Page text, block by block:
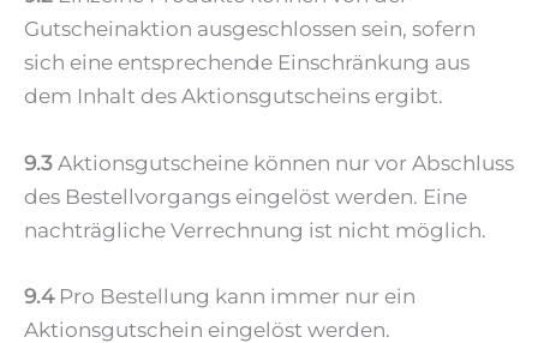
Gutscheinaktion ausgeschlossen sein, sofern
sich eine entsprechende Einschränkung aus
dem Inhalt des Aktionsgutscheins ergibt.
9.3 Aktionsgutscheine können nur vor Abschluss
des Bestellvorgangs eingelöst werden. Eine
nachträgliche Verrechnung ist nicht möglich.
9.4Pro Bestellung kann immer nur ein
Aktionsgutschein eingelöst werden.